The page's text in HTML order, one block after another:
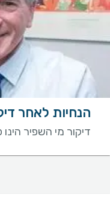
הנחיות לאחר
דיקור מי השפיר